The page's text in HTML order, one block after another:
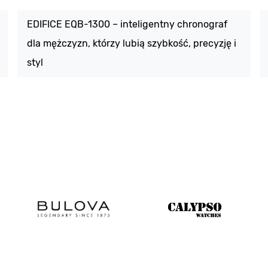
EDIFICE EQB-1300 – inteligentny chronograf
dla mężczyzn, którzy lubią szybkość, precyzję i
styl